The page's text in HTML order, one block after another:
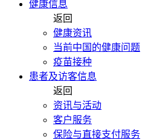
健康信息
返回
健康资讯
当前中国的健康问题
疫苗接种
患者及访客信息
返回
资讯与活动
客户服务
保险与直接支付服务